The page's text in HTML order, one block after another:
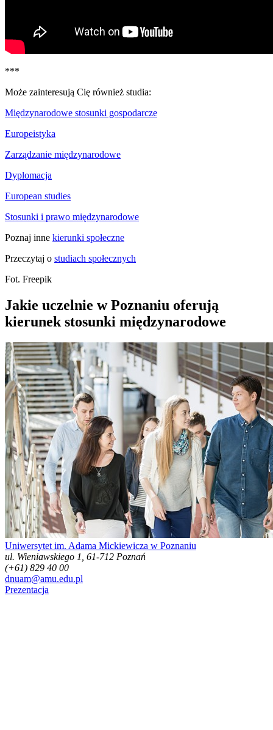
***
Może zainteresują Cię również studia:
Międzynarodowe stosunki gospodarcze
Europeistyka
Zarządzanie międzynarodowe
Dyplomacja
European studies
Stosunki i prawo międzynarodowe
Poznaj inne kierunki społeczne
Przeczytaj o studiach społecznych
Fot. Freepik
Jakie uczelnie w Poznaniu oferują
kierunek stosunki międzynarodowe
Uniwersytet im. Adama Mickiewicza w Poznaniu
ul. Wieniawskiego 1, 61-712 Poznań
(+61) 829 40 00
dnuam@amu.edu.pl
Prezentacja